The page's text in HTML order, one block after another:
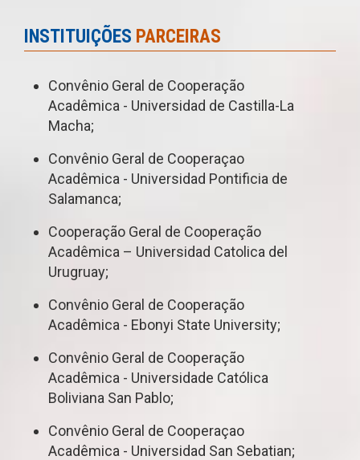
INSTITUIÇÕES PARCEIRAS
Convênio Geral de Cooperação
Acadêmica - Universidad de Castilla-La
Macha;
Convênio Geral de Cooperaçao
Acadêmica - Universidad Pontificia de
Salamanca;
Cooperação Geral de Cooperação
Acadêmica – Universidad Catolica del
Urugruay;
Convênio Geral de Cooperação
Acadêmica - Ebonyi State University;
Convênio Geral de Cooperação
Acadêmica - Universidade Católica
Boliviana San Pablo;
Convênio Geral de Cooperaçao
Acadêmica - Universidad San Sebatian;